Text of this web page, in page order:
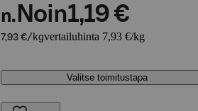
n. Noin1,19 €
7,93 €/kgvertailuhinta 7,93 €/kg
Valitse toimitustapa